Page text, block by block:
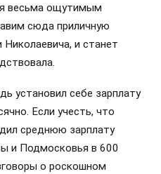
весьма ощутимым
сюда приличную
и станет
установил себе зарплату
Если учесть, что
среднюю зарплату
и Подмосковья в 600
о роскошном